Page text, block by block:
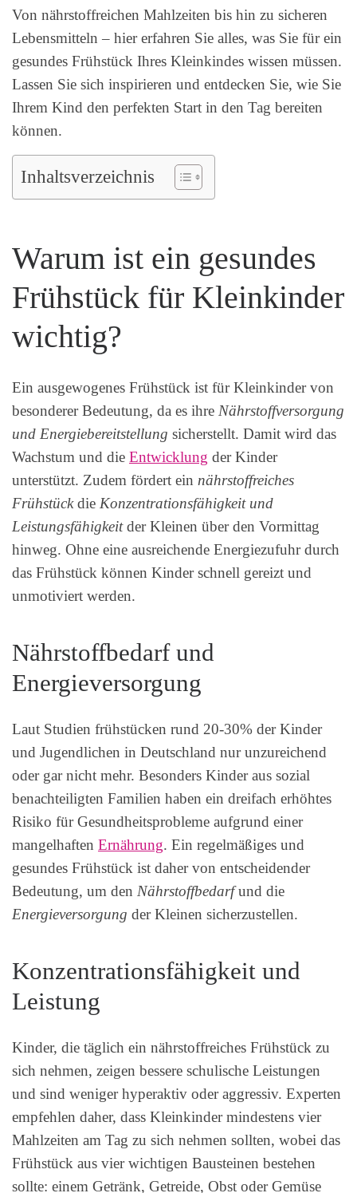
Von nährstoffreichen Mahlzeiten bis hin zu sicheren
Lebensmitteln – hier erfahren Sie alles, was Sie für ein
gesundes Frühstück Ihres Kleinkindes wissen müssen.
Lassen Sie sich inspirieren und entdecken Sie, wie Sie
Ihrem Kind den perfekten Start in den Tag bereiten
können.
Inhaltsverzeichnis
Warum ist ein gesundes
Frühstück für Kleinkinder
wichtig?
Ein ausgewogenes Frühstück ist für Kleinkinder von
besonderer Bedeutung, da es ihre Nährstoffversorgung
und Energiebereitstellung sicherstellt. Damit wird das
Wachstum und die Entwicklung der Kinder
unterstützt. Zudem fördert ein nährstoffreiches
Frühstückdie Konzentrationsfähigkeit und
Leistungsfähigkeitder Kleinen über den Vormittag
hinweg. Ohne eine ausreichende Energiezufuhr durch
das Frühstück können Kinder schnell gereizt und
unmotiviert werden.
Nährstoffbedarf und
Energieversorgung
Laut Studien frühstücken rund 20-30% der Kinder
und Jugendlichen in Deutschland nur unzureichend
oder gar nicht mehr. Besonders Kinder aus sozial
benachteiligten Familien haben ein dreifach erhöhtes
Risiko für Gesundheitsprobleme aufgrund einer
mangelhaften Ernährung. Ein regelmäßiges und
gesundes Frühstück ist daher von entscheidender
Bedeutung, um den Nährstoffbedarfund die
Energieversorgung der Kleinen sicherzustellen.
Konzentrationsfähigkeit und
Leistung
Kinder, die täglich ein nährstoffreiches Frühstück zu
sich nehmen, zeigen bessere schulische Leistungen
und sind weniger hyperaktiv oder aggressiv. Experten
empfehlen daher, dass Kleinkinder mindestens vier
Mahlzeiten am Tag zu sich nehmen sollten, wobei das
Frühstück aus vier wichtigen Bausteinen bestehen
sollte: einem Getränk, Getreide, Obst oder Gemüse